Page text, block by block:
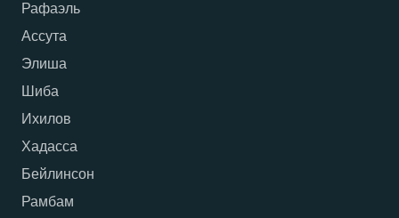
Рафаэль
Ассута
Элиша
Шиба
Ихилов
Хадасса
Бейлинсон
Рамбам